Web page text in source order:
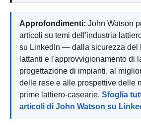
Approfondimenti: John Watson
articoli su temi dell'industria
su LinkedIn — dalla sicurezza del
lattanti e l'approvvigionamento di
progettazione di impianti, al
delle rese e alle prospettive delle
prime lattiero-casearie. Sfoglia
articoli di John Watson su